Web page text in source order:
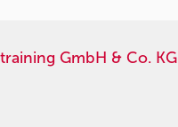
GmbH & Co. KG